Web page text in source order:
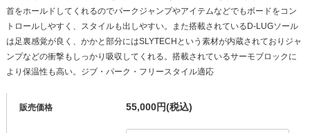
首をホールドしてくれるのでパークジャンプやアイテムなどでもボードをコン
トロールしやすく、スタイルも出しやすい。また搭載されているD-LUGソール
は足裏感覚が良く、かかと部分にはSLYTECHという素材が内蔵されておりジャ
ンプなどの衝撃もしっかり吸収してくれる。搭載されているサーモブロックに
より保温性も高い。ジブ・パーク・フリースタイル適応
販売価格 55,000円(税込)